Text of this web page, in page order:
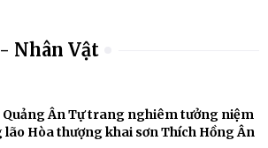
Nhân Vật
Ân Tự trang nghiêm tưởng niệm
lão Hòa thượng khai sơn Thích Hồng Ân